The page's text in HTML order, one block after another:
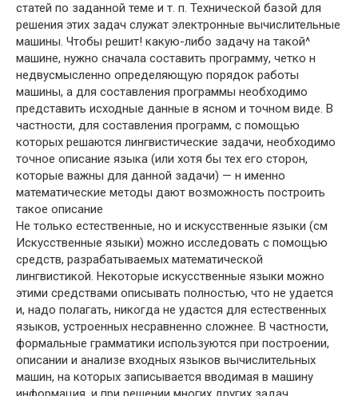
статей по заданной теме и т. п. Технической базой для
решения этих задач служат электронные вычислительные
машины. Чтобы решит! какую-либо задачу на такой^
машине, нужно сначала составить программу, четко н
недвусмысленно определяющую порядок работы
машины, а для составления программы необходимо
представить исходные данные в ясном и точном виде. В
частности, для составления программ, с помощью
которых решаются лингвистические задачи, необходимо
точное описание языка (или хотя бы тех его сторон,
которые важны для данной задачи) — н именно
математические методы дают возможность построить
такое описание
Не только естественные, но и искусственные языки (см
Искусственные языки) можно исследовать с помощью
средств, разрабатываемых математической
лингвистикой. Некоторые искусственные языки можно
этими средствами описывать полностью, что не удается
и, надо полагать, никогда не удастся для естественных
языков, устроенных несравненно сложнее. В частности,
формальные грамматики используются при построении,
описании и анализе входных языков вычислительных
машин, на которых записывается вводимая в машину